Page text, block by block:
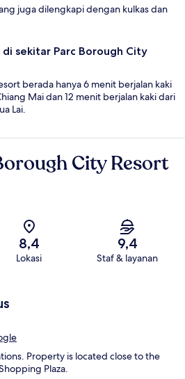
juga dilengkapi dengan kulkas dan
sekitar Parc Borough City
berada hanya 6 menit berjalan kaki
Mai dan 12 menit berjalan kaki dari
Lai.
City Resort
8,4
Lokasi
9,4
Staf & layanan
Property is located close to the
Plaza.